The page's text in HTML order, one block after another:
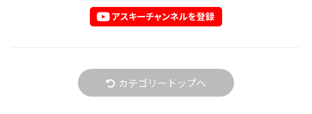
カテゴリートップへ